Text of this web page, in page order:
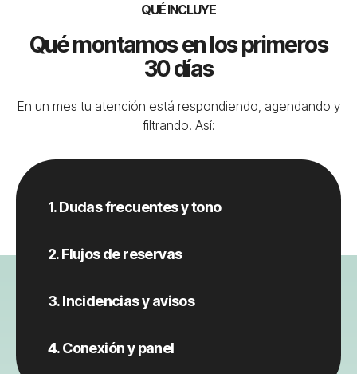
QUÉ INCLUYE
Qué montamos en los primeros
30 días
En un mes tu atención está respondiendo, agendando y
filtrando. Así:
1. Dudas frecuentes y tono
2. Flujos de reservas
3. Incidencias y avisos
4. Conexión y panel